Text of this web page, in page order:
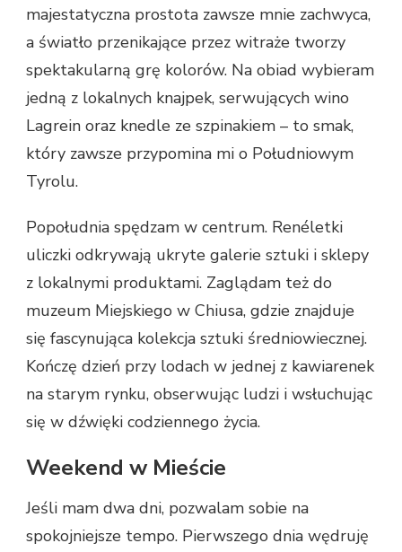
majestatyczna prostota zawsze mnie zachwyca,
a światło przenikające przez witraże tworzy
spektakularną grę kolorów. Na obiad wybieram
jedną z lokalnych knajpek, serwujących wino
Lagrein oraz knedle ze szpinakiem – to smak,
który zawsze przypomina mi o Południowym
Tyrolu.
Popołudnia spędzam w centrum. Renéletki
uliczki odkrywają ukryte galerie sztuki i sklepy
z lokalnymi produktami. Zaglądam też do
muzeum Miejskiego w Chiusa, gdzie znajduje
się fascynująca kolekcja sztuki średniowiecznej.
Kończę dzień przy lodach w jednej z kawiarenek
na starym rynku, obserwując ludzi i wsłuchując
się w dźwięki codziennego życia.
Weekend w Mieście
Jeśli mam dwa dni, pozwalam sobie na
spokojniejsze tempo. Pierwszego dnia wędruję